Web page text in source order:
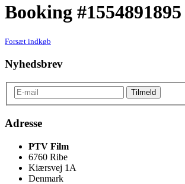
Booking #1554891895
Forsæt indkøb
Nyhedsbrev
Adresse
PTV Film
6760 Ribe
Kiærsvej 1A
Denmark